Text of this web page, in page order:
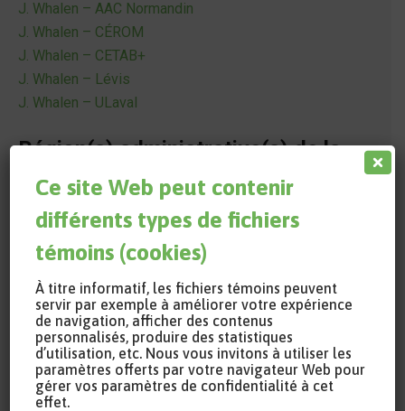
J. Whalen – AAC Normandin
J. Whalen – CÉROM
J. Whalen – CETAB+
J. Whalen – Lévis
J. Whalen – ULaval
Région(s) administrative(s) de la
tenue du projet
03 - Capitale nationale
12 - Chaudière-Appalaches
16 - Montérégie
17 - Centre-du-Québec
Ce site Web peut contenir
différents types de fichiers
témoins (cookies)
À titre informatif, les fichiers témoins peuvent
servir par exemple à améliorer votre expérience
de navigation, afficher des contenus
personnalisés, produire des statistiques
d’utilisation, etc. Nous vous invitons à utiliser les
paramètres offerts par votre navigateur Web pour
gérer vos paramètres de confidentialité à cet
effet.